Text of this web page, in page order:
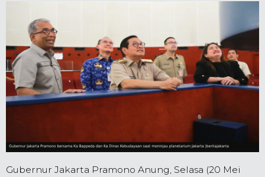
Gubernur Jakarta Pramono Anung, Selasa (20 Mei